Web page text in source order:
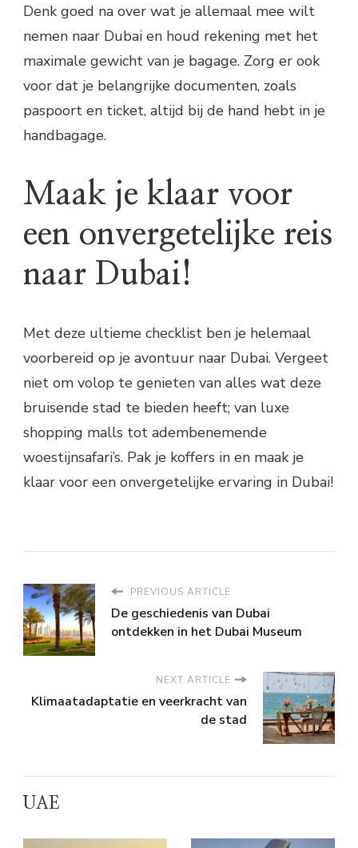
Denk goed na over wat je allemaal mee wilt
nemen naar Dubai en houd rekening met het
maximale gewicht van je bagage. Zorg er ook
voor dat je belangrijke documenten, zoals
paspoort en ticket, altijd bij de hand hebt in je
handbagage.
Maak je klaar voor
een onvergetelijke reis
naar Dubai!
Met deze ultieme checklist ben je helemaal
voorbereid op je avontuur naar Dubai. Vergeet
niet om volop te genieten van alles wat deze
bruisende stad te bieden heeft; van luxe
shopping malls tot adembenemende
woestijnsafari’s. Pak je koffers in en maak je
klaar voor een onvergetelijke ervaring in Dubai!
PREVIOUS ARTICLE
De geschiedenis van Dubai
ontdekken in het Dubai Museum
NEXT ARTICLE
Klimaatadaptatie en veerkracht van
de stad
UAE